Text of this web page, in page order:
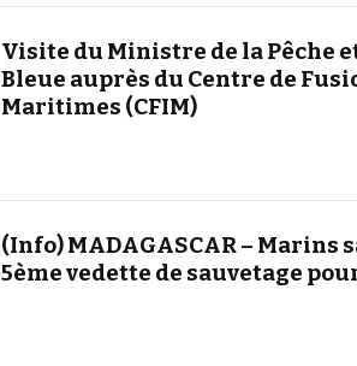
Visite du Ministre de la Pêche
Bleue auprès du Centre de
Maritimes (CFIM)
(Info) MADAGASCAR – Marins
5ème vedette de sauvetage